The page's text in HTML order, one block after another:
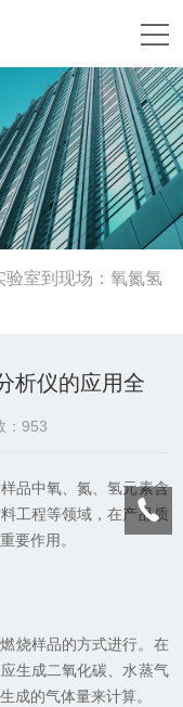
验室到现场：氧氮氢
析仪的应用全
：953
品中氧、氮、氢元素含
工程等领域，在产品质
要作用。
烧样品的方式进行。在
生成二氧化碳、水蒸气
成的气体量来计算。